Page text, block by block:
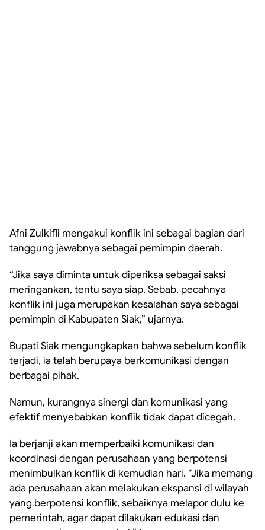
Afni Zulkifli mengakui konflik ini sebagai bagian dari
tanggung jawabnya sebagai pemimpin daerah.
“Jika saya diminta untuk diperiksa sebagai saksi
meringankan, tentu saya siap. Sebab, pecahnya
konflik ini juga merupakan kesalahan saya sebagai
pemimpin di Kabupaten Siak,” ujarnya.
Bupati Siak mengungkapkan bahwa sebelum konflik
terjadi, ia telah berupaya berkomunikasi dengan
berbagai pihak.
Namun, kurangnya sinergi dan komunikasi yang
efektif menyebabkan konflik tidak dapat dicegah.
Ia berjanji akan memperbaiki komunikasi dan
koordinasi dengan perusahaan yang berpotensi
menimbulkan konflik di kemudian hari. “Jika memang
ada perusahaan akan melakukan ekspansi di wilayah
yang berpotensi konflik, sebaiknya melapor dulu ke
pemerintah, agar dapat dilakukan edukasi dan